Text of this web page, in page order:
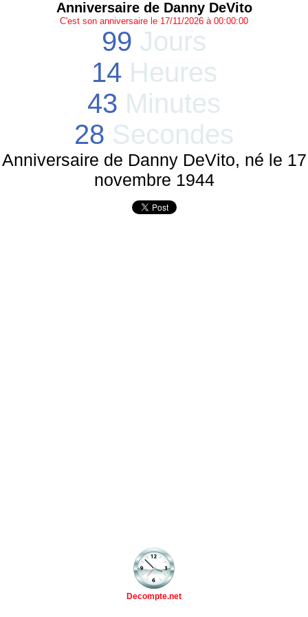
Anniversaire de Danny DeVito
C'est son anniversaire le 17/11/2026 à 00:00:00
99 Jours
14 Heures
43 Minutes
28 Secondes
Anniversaire de Danny DeVito, né le 17
novembre 1944
Decompte.net